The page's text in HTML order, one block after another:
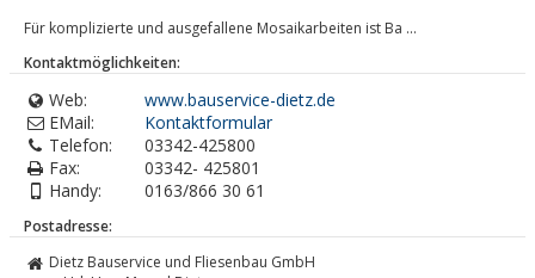
Für komplizierte und ausgefallene Mosaikarbeiten ist Ba ...
Kontaktmöglichkeiten:
Web:
www.bauservice-dietz.de
EMail:
Kontaktformular
Telefon:
03342-425800
Fax:
03342- 425801
Handy:
0163/866 30 61
Postadresse:
Dietz Bauservice und Fliesenbau GmbH